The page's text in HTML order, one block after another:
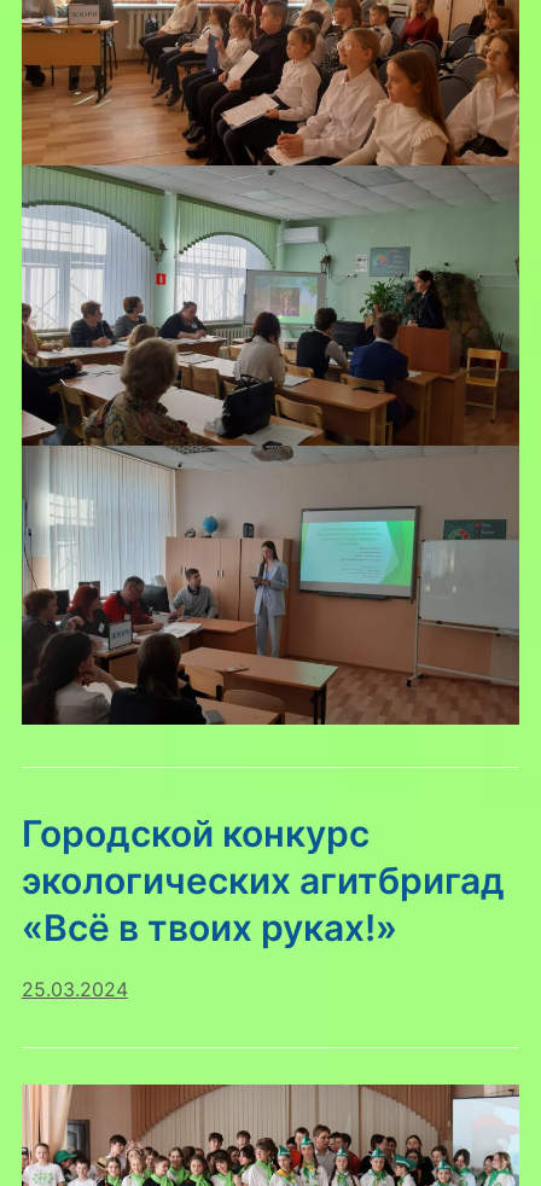
Городской конкурс
экологических агитбригад
«Всё в твоих руках!»
25.03.2024